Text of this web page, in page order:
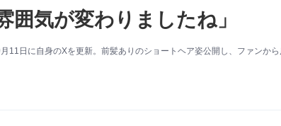
囲気が変わりましたね」
11日に自身のXを更新。前髪ありのショートヘア姿公開し、ファンから